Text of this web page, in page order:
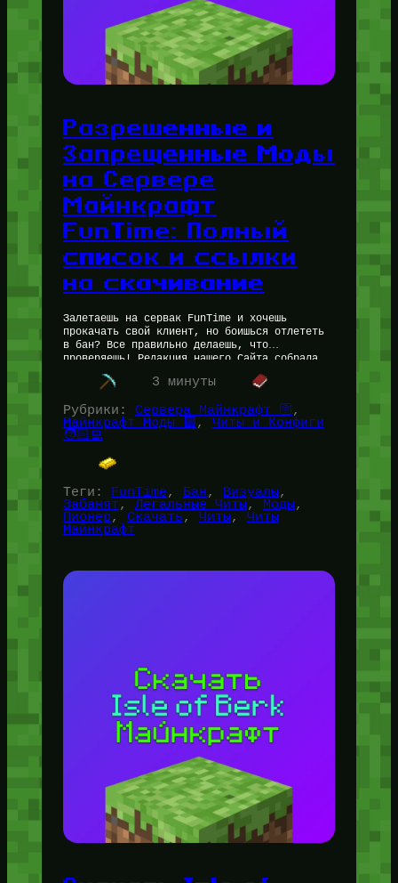
Разрешенные и
Запрещенные Моды
на Сервере
Майнкрафт
FunTime: Полный
список и ссылки
на скачивание
Залетаешь на сервак FunTime и хочешь
прокачать свой клиент, но боишься отлететь
в бан? Все правильно делаешь, что
проверяешь! Редакция нашего Сайта собрала
для Вас полный…
3 минуты
Рубрики: Сервера Майнкрафт 🛜
Майнкрафт Моды 🟩 , Читы и Конфиги
🧑🏻‍💻
Теги: FunTime, Бан, Визуалы
Забанят, Легальные Читы, Моды
Пионер, Скачать, Читы, Читы
Майнкрафт